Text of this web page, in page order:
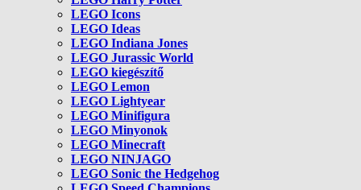
LEGO Icons
LEGO Ideas
LEGO Indiana Jones
LEGO Jurassic World
LEGO kiegészítő
LEGO Lemon
LEGO Lightyear
LEGO Minifigura
LEGO Minyonok
LEGO Minecraft
LEGO NINJAGO
LEGO Sonic the Hedgehog